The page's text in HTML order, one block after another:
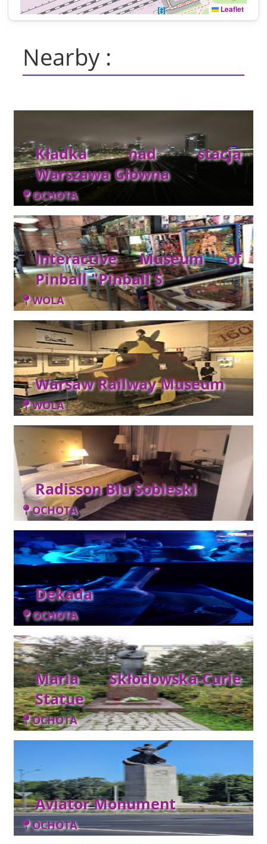
Leaflet
Nearby :
Kładka nad stacją
Warszawa Główna
OCHOTA
Interactive Museum of
Pinball "Pinball S
WOLA
Warsaw Railway Museum
WOLA
Radisson Blu Sobieski
OCHOTA
Dekada
OCHOTA
Maria Skłodowska-Curie
Statue
OCHOTA
Aviator Monument
OCHOTA